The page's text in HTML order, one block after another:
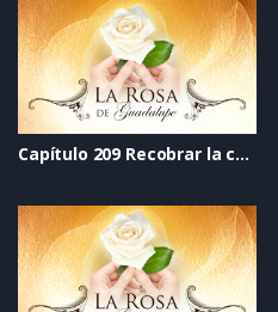
Capítulo 209 Recobrar la confianza